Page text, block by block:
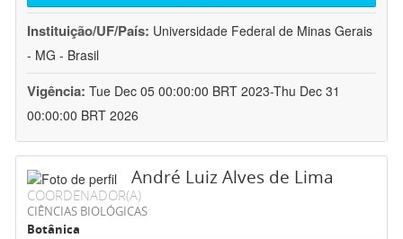
Instituição/UF/País: Universidade Federal de Minas Gerais
- MG - Brasil
Vigência: Tue Dec 05 00:00:00 BRT 2023-Thu Dec 31
00:00:00 BRT 2026
André Luiz Alves de Lima
COORDENADOR(A)
CIÊNCIAS BIOLÓGICAS
Botânica